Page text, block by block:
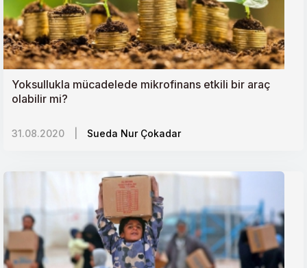
Yoksullukla mücadelede mikrofinans etkili bir araç
olabilir mi?
31.08.2020 Sueda Nur Çokadar